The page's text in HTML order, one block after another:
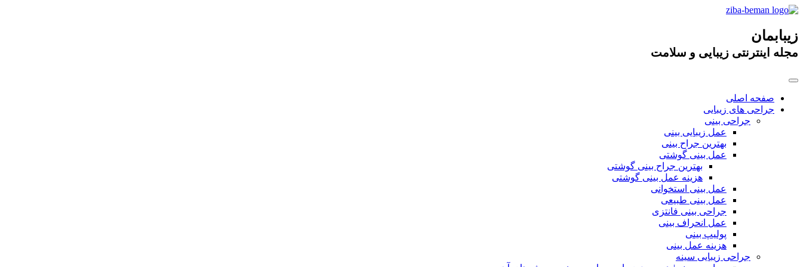
زیبابمان
مجله اینترنتی زیبایی و سلامت
صفحه اصلی
جراحی های زیبایی
جراحی بینی
عمل زیبایی بینی
بهترین جراح بینی
عمل بینی گوشتی
بهترین جراح بینی گوشتی
هزینه عمل بینی گوشتی
عمل بینی استخوانی
عمل بینی طبیعی
جراحی بینی فانتزی
عمل انحراف بینی
پولیپ بینی
هزینه عمل بینی
جراحی زیبایی سینه